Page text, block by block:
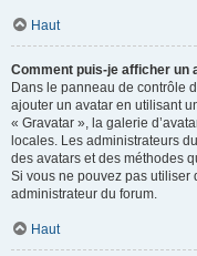
Haut
Comment puis-je afficher un
Dans le panneau de contrôle
ajouter un avatar en utilisant
« Gravatar », la galerie
locales. Les administrateurs
des avatars et des méthodes
Si vous ne pouvez pas utiliser
administrateur du forum.
Haut